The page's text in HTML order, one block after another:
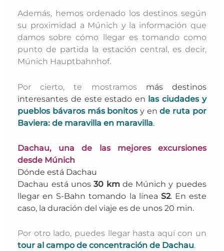
Además, hemos ordenado los destinos según
su proximidad a Múnich y la información que
damos sobre cómo llegar es tomando como
punto de partida la estación central, es decir,
Múnich Hauptbahnhof.
Por cierto, te mostramos más destinos
interesantes de este estado en las ciudades y
pueblos bávaros más bonitos y en de ruta por
Baviera: de maravilla en maravilla.
Dachau, una de las mejores excursiones
desde Múnich
Dónde está Dachau
Dachau está unos30 kmde Múnich y puedes
llegar en S-Bahn tomando la línea S2. En este
caso, la duración del viaje es de unos 20 min.
Por otro lado, puedes llegar hasta aquí con un
tour al campo de concentración de Dachau.